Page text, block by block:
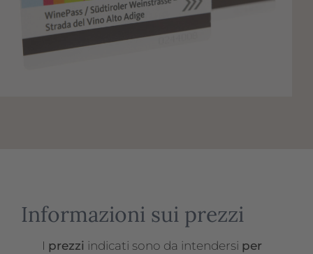
Informazioni sui prezzi
I prezzi indicati sono da intendersi per